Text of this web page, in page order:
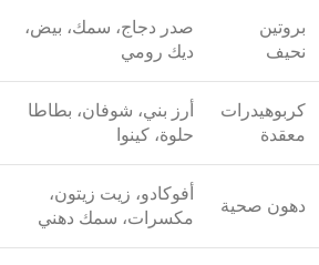
بروتين
نحيف
صدر دجاج، سمك، بيض،
ديك رومي
كربوهيدرات
معقدة
أرز بني، شوفان، بطاطا
حلوة، كينوا
دهون صحية
أفوكادو، زيت زيتون،
مكسرات، سمك دهني